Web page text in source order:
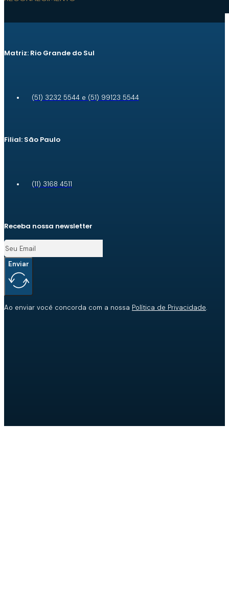
Matriz: Rio Grande do Sul
(51) 3232 5544 e (51) 99123 5544
Filial: São Paulo
(11) 3168 4511
Receba nossa newsletter
Enviar
Ao enviar você concorda com a nossa Política de Privacidade.